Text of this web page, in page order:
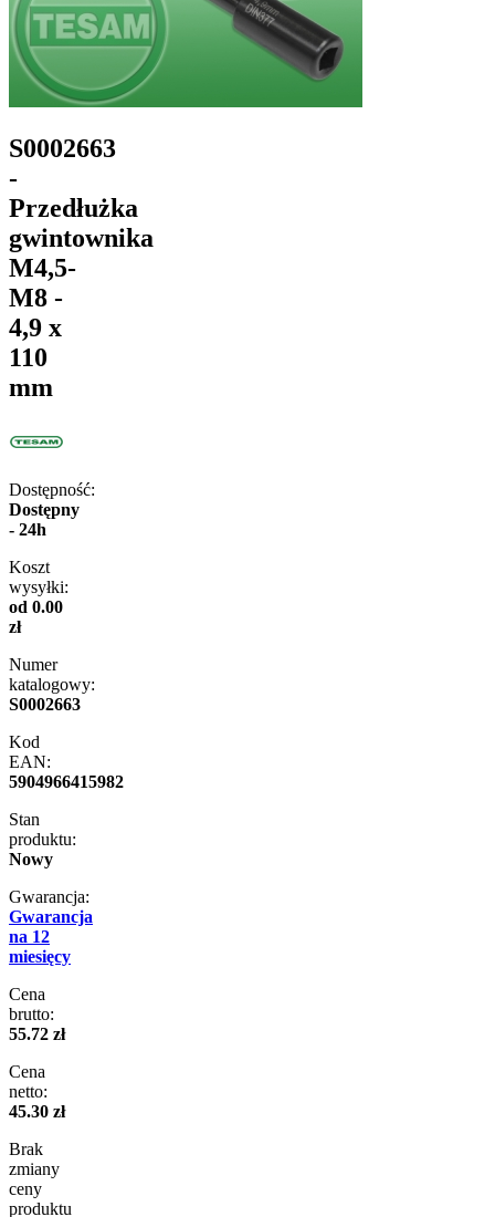
S0002663
-
Przedłużka
gwintownika
M4,5-
M8 -
4,9 x
110
mm
Dostępność:
Dostępny
- 24h
Koszt
wysyłki:
od 0.00
zł
Numer
katalogowy:
S0002663
Kod
EAN:
5904966415982
Stan
produktu:
Nowy
Gwarancja:
Gwarancja
na 12
miesięcy
Cena
brutto:
55.72 zł
Cena
netto:
45.30 zł
Brak
zmiany
ceny
produktu